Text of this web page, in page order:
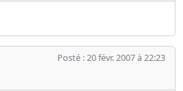
Posté : 20 févr. 2007 à 22:23